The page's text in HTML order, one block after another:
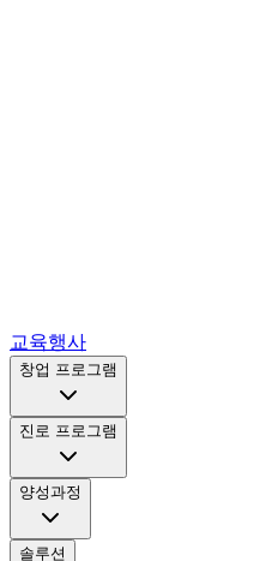
교육행사
창업 프로그램
진로 프로그램
양성과정
솔루션